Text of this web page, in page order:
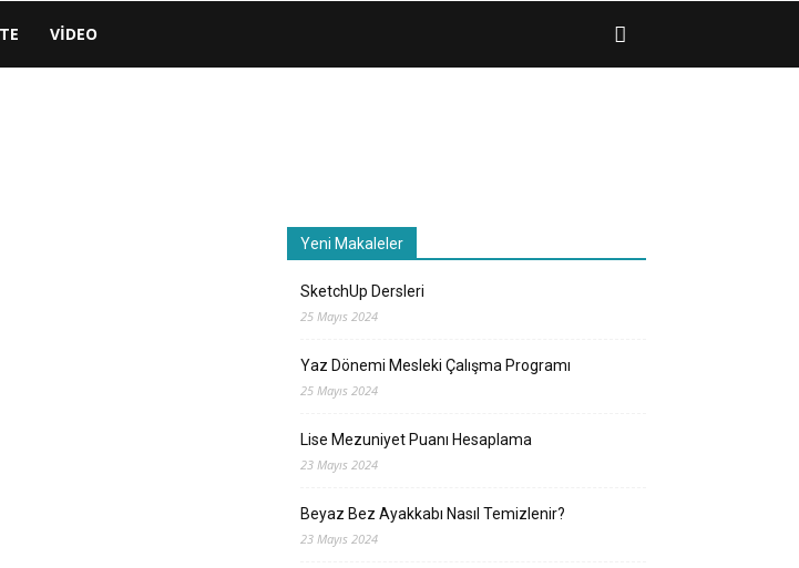
VIDEO
Yeni Makaleler
SketchUp Dersleri
25 Mayıs 2024
Yaz Dönemi Mesleki Çalışma Programı
25 Mayıs 2024
Lise Mezuniyet Puanı Hesaplama
23 Mayıs 2024
Beyaz Bez Ayakkabı Nasıl Temizlenir?
23 Mayıs 2024